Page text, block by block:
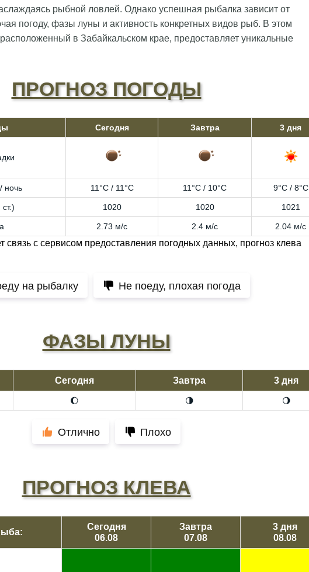
рыбной ловлей. Однако успешная рыбалка зависит от
погоду, фазы луны и активность конкретных видов рыб. В этом
расположенный в Забайкальском крае, предоставляет уникальные
ПРОГНОЗ ПОГОДЫ
Сегодня Завтра 3 дня
ночь 11°C / 11°C 11°C / 10°C 9°C / 8°C
1020 1020 1021
2.73 м/с 2.4 м/с 2.04 м/с
связь с сервисом предоставления погодных данных, прогноз клева
на рыбалку Не поеду, плохая погода
ФАЗЫ ЛУНЫ
Сегодня Завтра 3 дня
🌔 🌗 🌖
Отлично Плохо
ПРОГНОЗ КЛЕВА
Сегодня
06.08
Завтра
07.08
3 дня
08.08